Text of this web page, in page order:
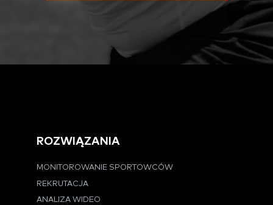
ROZWIĄZANIA
MONITOROWANIE SPORTOWCÓW
REKRUTACJA
ANALIZA WIDEO